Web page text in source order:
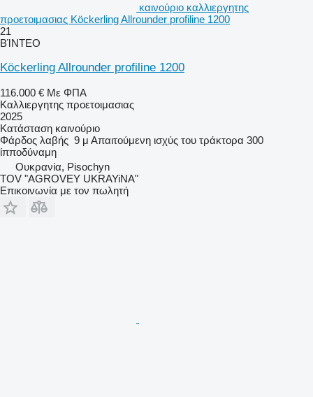
καινούριο καλλιεργητης
προετοιμασιας Köckerling Allrounder profiline 1200
21
ΒΊΝΤΕΟ
Köckerling Allrounder profiline 1200
116.000 € Με ΦΠΑ
Καλλιεργητης προετοιμασιας
2025
Κατάσταση καινούριο
Φάρδος λαβής 9 μ Απαιτούμενη ισχύς του τράκτορα 300
ίπποδύναμη
Ουκρανία, Pisochyn
TOV "AGROVEY UKRAYiNA"
Επικοινωνία με τον πωλητή